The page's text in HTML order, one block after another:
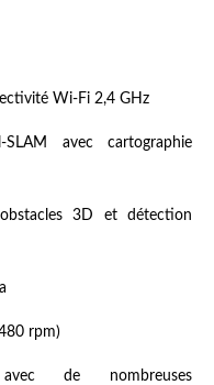
Wi-Fi 2,4 GHz
SLAM avec cartographie
obstacles 3D et détection
rpm)
de nombreuses